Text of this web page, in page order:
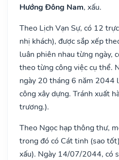
Hướng Đông Nam, xấu.
Theo Lịch Vạn Sự, có 12
nhị khách), được sắp xếp
luân phiên nhau từng ngày,
theo từng công việc cụ thể.
ngày 20 tháng 6 năm 2044
công xây dựng. Tránh xuất
trương.).
Theo Ngọc hạp thông thư,
trong đó có Cát tinh (sao
xấu). Ngày 14/07/2044, có